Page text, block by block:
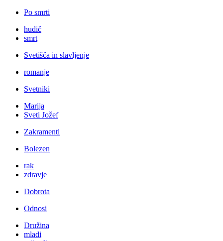
Po smrti
hudič
smrt
Svetišča in slavljenje
romanje
Svetniki
Marija
Sveti Jožef
Zakramenti
Bolezen
rak
zdravje
Dobrota
Odnosi
Družina
mladi